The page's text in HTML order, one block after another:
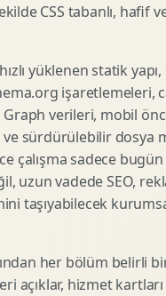
CSS tabanlı, hafif
yüklenen statik
işaretlemeleri,
Graph verileri, mobil
sürdürülebilir dosya
çalışma sadece bugün
uzun vadede SEO,
taşıyabilecek
her bölüm belirli
açıklar, hizmet